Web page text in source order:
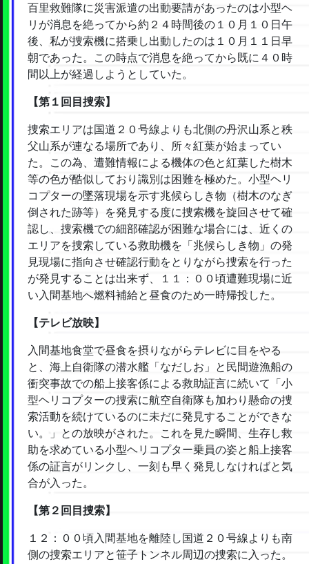
百里救難隊に災害派遣の出動要請があったのは小型ヘ
リが消息を絶ってから約２４時間後の１０月１０日午
後、私が捜索機に搭乗し出動したのは１０月１１日早
朝であった。この時点で消息を絶ってから既に４０時
間以上が経過しようとしていた。
【第１回目捜索】
捜索エリアは国道２０号線よりも北側の丹沢山系と秩
父山系が連なる場所であり、所々紅葉が始まってい
た。この為、遭難情報による機体の色と紅葉した樹木
等の色が酷似しており識別は困難を極めた。小型ヘリ
コプターの墜落現場を示す兆候らしき物（樹木のなぎ
倒された跡等）を発見する度に捜索機を旋回させて確
認し、捜索機での細部確認が困難な場合には、近くの
エリアを捜索している救助機を「兆候らしき物」の発
見現場に指向させ確認行動をとりながら捜索を行った
が発見することは出来ず、１１：００頃遭難現場に近
い入間基地へ燃料補給と昼食のため一時帰投した。
【テレビ放映】
入間基地食堂で昼食を摂りながらテレビに目をやる
と、海上自衛隊の潜水艦「なだしお」と民間遊漁船の
衝突事故での船上接客係による救助証言に続いて「小
型ヘリコプターの捜索に航空自衛隊も加わり懸命の捜
索活動を続けているのに未だに発見することができな
い。」との放映がされた。これを見た瞬間、生存し救
助を求めている小型ヘリコプター乗員の姿と船上接客
係の証言がリンクし、一刻も早く発見しなければと気
合が入った。
【第２回目捜索】
１２：００頃入間基地を離陸し国道２０号線よりも南
側の捜索エリアと笹子トンネル周辺の捜索に入った。